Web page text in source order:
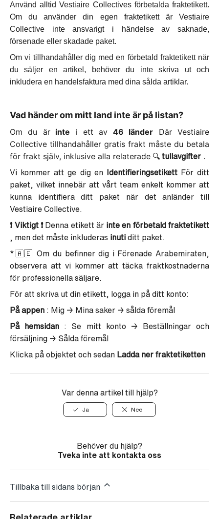
Använd alltid Vestiaire Collectives förbetalda fraktetikett.
Om du använder din egen fraktetikett är Vestiaire
Collective inte ansvarigt i händelse av saknade,
försenade eller skadade paket.
Om vi tillhandahåller dig med en förbetald fraktetikett när
du säljer en artikel, behöver du inte skriva ut och
inkludera en handelsfaktura med dina sålda artiklar.
Vad händer om mitt land inte är på listan?
Om du ärinte i ett av 46 länder Där Vestiaire
Collective tillhandahåller gratis frakt måste du betala
för frakt själv, inklusive alla relaterade 🔍 tullavgifter .
Vi kommer att ge dig enIdentifieringsetikettFör ditt
paket, vilket innebär att vårt team enkelt kommer att
kunna identifiera ditt paket när det anländer till
Vestiaire Collective.
❗ Viktigt ❗Denna etikett ärinte en förbetald fraktetikett
, men det måste inkluderas inuti ditt paket.
*🇦🇪 Om du befinner dig i Förenade Arabemiraten,
observera att vi kommer att täcka fraktkostnaderna
för professionella säljare.
För att skriva ut din etikett, logga in på ditt konto:
På appen : Mig → Mina saker → sålda föremål
På hemsidan : Se mitt konto→ Beställningar och
försäljning → Sålda föremål
Klicka på objektet och sedan Ladda ner fraktetiketten
Var denna artikel till hjälp?
Ja Nee
Behöver du hjälp?
Tveka inte att kontakta oss
Tillbaka till sidans början
Relaterade artiklar